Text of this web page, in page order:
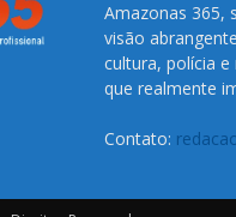
Amazonas 365,
visão
cultura, polícia
que realmente
Contato: